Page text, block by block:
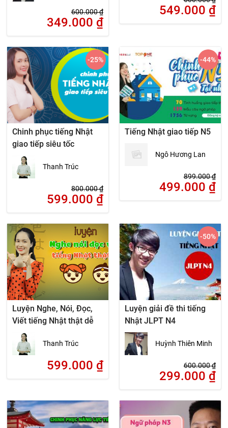
600.000₫
349.000 ₫
549.000 ₫
Chinh phục tiếng Nhật
giao tiếp siêu tốc
Thanh Trúc
800.000₫
599.000 ₫
-25%
Tiếng Nhật giao tiếp N5
Ngô Hương Lan
899.000₫
499.000 ₫
-44%
Luyện Nghe, Nói, Đọc,
Viết tiếng Nhật thật dễ
Thanh Trúc
599.000 ₫
Luyện giải đề thi tiếng
Nhật JLPT N4
Huỳnh Thiên Minh
600.000₫
299.000 ₫
-50%